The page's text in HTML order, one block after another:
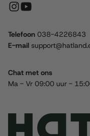
Telefoon 038-4226843
E-mail
Chat met ons
Ma - Vr 09:00 uur -